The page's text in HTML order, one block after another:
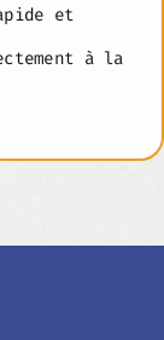
et
à la